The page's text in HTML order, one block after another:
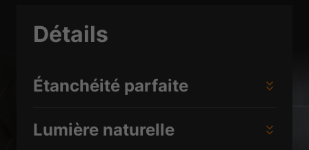
Détails
Étanchéité parfaite
Lumière naturelle